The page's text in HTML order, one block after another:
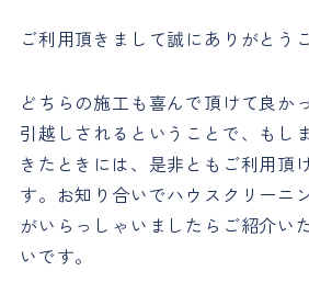
ご利用頂きまして誠にありがとう
どちらの施工も喜んで頂けて良か
引越しされるということで、もし
きたときには、是非ともご利用頂
す。お知り合いでハウスクリーニ
がいらっしゃいましたらご紹介い
いです。